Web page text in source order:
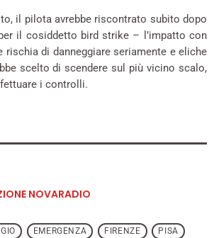
il pilota avrebbe riscontrato subito dopo
il cosiddetto bird strike – l’impatto con
rischia di danneggiare seriamente e eliche
scelto di scendere sul più vicino scalo,
i controlli.
NOVARADIO
EMERGENZA FIRENZE PISA